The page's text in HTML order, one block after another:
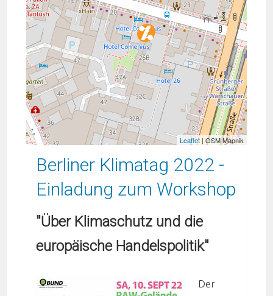
Leaflet| OSM Mapnik
Berliner Klimatag 2022 -
Einladung zum Workshop
"Über Klimaschutz und die
europäische Handelspolitik"
Der